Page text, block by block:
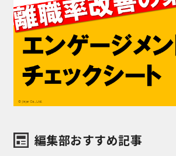
編集部おすすめ記事